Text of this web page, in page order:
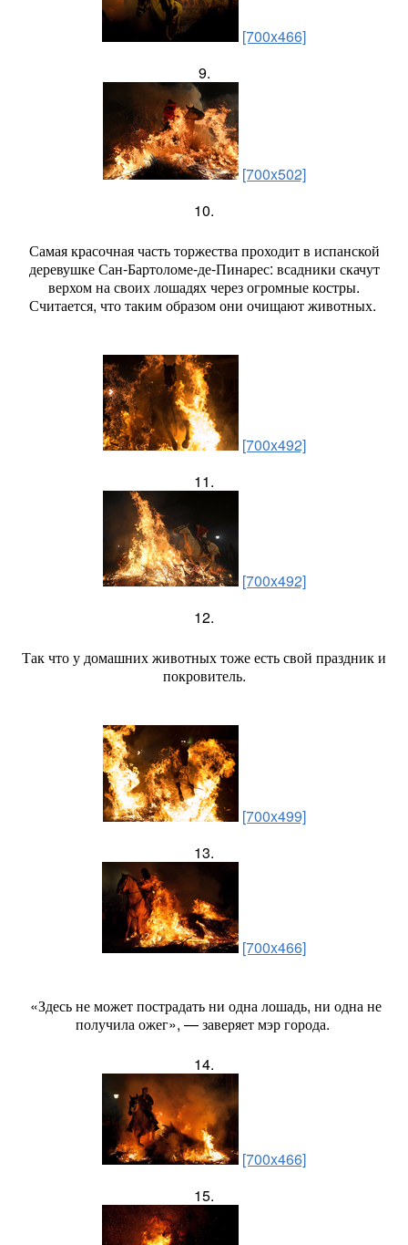
[700x466]
9.
[700x502]
10.
Самая красочная часть торжества проходит в испанской
деревушке Сан-Бартоломе-де-Пинарес: всадники скачут
верхом на своих лошадях через огромные костры.
Считается, что таким образом они очищают животных.
[700x492]
11.
[700x492]
12.
Так что у домашних животных тоже есть свой праздник и
покровитель.
[700x499]
13.
[700x466]
«Здесь не может пострадать ни одна лошадь, ни одна не
получила ожег», — заверяет мэр города.
14.
[700x466]
15.